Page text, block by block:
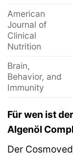
American
Journal of
Clinical
Nutrition
Brain,
Behavior, and
Immunity
Für wen ist
Algenöl
Der